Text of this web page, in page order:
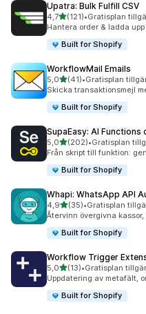
Upatra: Bulk Fulfill CSV
4,7av 5 stjärnor
(121)
121 recensioner totalt
•Gratisplan
Hantera order & ladda
Built for Shopify
WorkflowMail Emails
5,0av 5 stjärnor
(41)
41 recensioner totalt
•Gratisplan
Skicka transaktionsmejl
Built for Shopify
SupaEasy: AI Functions
5,0av 5 stjärnor
(202)
202 recensioner totalt
•Gratisplan
Från skript till funktion:
Built for Shopify
Whapi: WhatsApp API
4,9av 5 stjärnor
(35)
35 recensioner totalt
•Gratisplan
Återvinn övergivna
Built for Shopify
Workflow Trigger
5,0av 5 stjärnor
(13)
13 recensioner totalt
•Gratisplan
Uppdatering av metafält,
Built for Shopify